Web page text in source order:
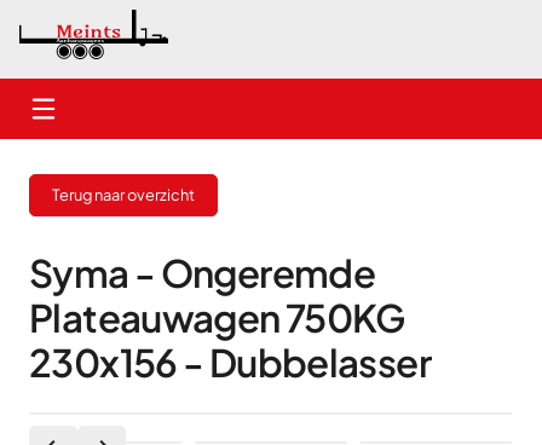
Nieuwe aanhangwagens
Gebruikte aanhangwagens
Verhuur
Onderhoud
Terug naar overzicht
Syma - Ongeremde
Plateauwagen 750KG
230x156 - Dubbelasser